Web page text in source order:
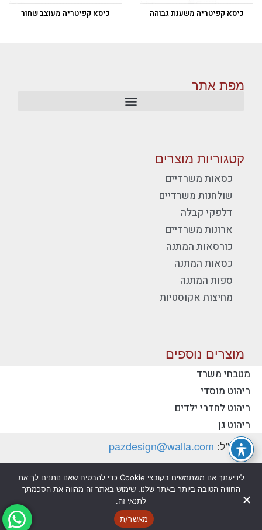
כיסא קפיטריה משענת גבוהה כיסא קפיטריה מעוצב שחור
מפת אתר
קטגוריות מוצרים
כסאות משרדיים
שולחנות משרדיים
דלפקי קבלה
ארונות משרדיים
כורסאות המתנה
כסאות המתנה
ספות המתנה
מחיצות אקוסטיות
מוצרים נוספים
מטבחי משרד
ריהוט מוסדי
ריהוט לחדרי ילדים
ריהוט גן
יצירת קשר - פז ריהוט משרדי
טלפון:
דוא"ל: pazdesign@walla.com
כתובת: יצחק רבין 35, קרית אונו 55510 (למשלוח
דואר בלבד)
@ כל הזכויות שמורות לפז ריהוט משרדי בע"מ
לידיעתך אנו משתמשים בקובצי Cookie כדי להבטיח שאנו נותנים לך את
החוויה הטובה ביותר באתר שלנו. שימוש באתר זה מהווה את הסכמתך
לתנאי זה.
מאשר/ת